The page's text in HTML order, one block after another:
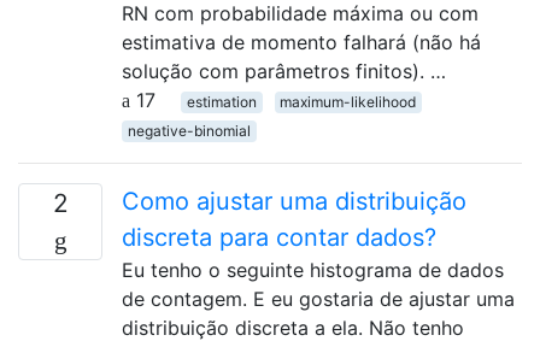
RN com probabilidade máxima ou com
estimativa de momento falhará (não há
solução com parâmetros finitos). …
17
estimation
maximum-likelihood
negative-binomial
2
Como ajustar uma distribuição
discreta para contar dados?
Eu tenho o seguinte histograma de dados
de contagem. E eu gostaria de ajustar uma
distribuição discreta a ela. Não tenho